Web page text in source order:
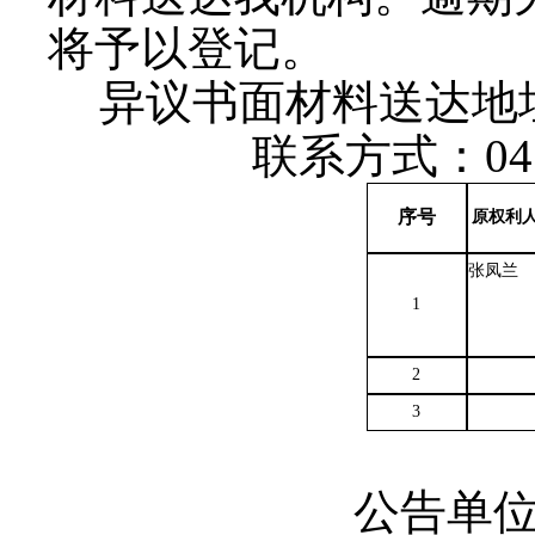
将予以登记。
异议书面材料送达地
联系方式：
序号 原权利
1
张凤兰
2
3
公告单